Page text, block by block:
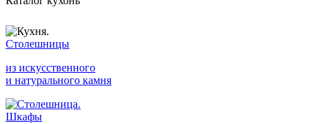
Столешницы
из искусственного
и натурального камня
Шкафы